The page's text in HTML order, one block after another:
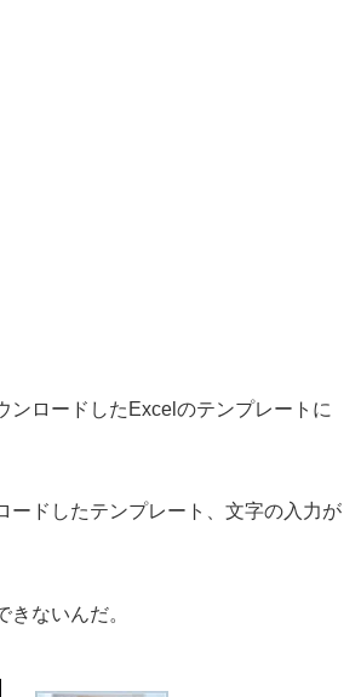
ロードしたExcelのテンプレートに
ドしたテンプレート、文字の入力が
ないんだ。